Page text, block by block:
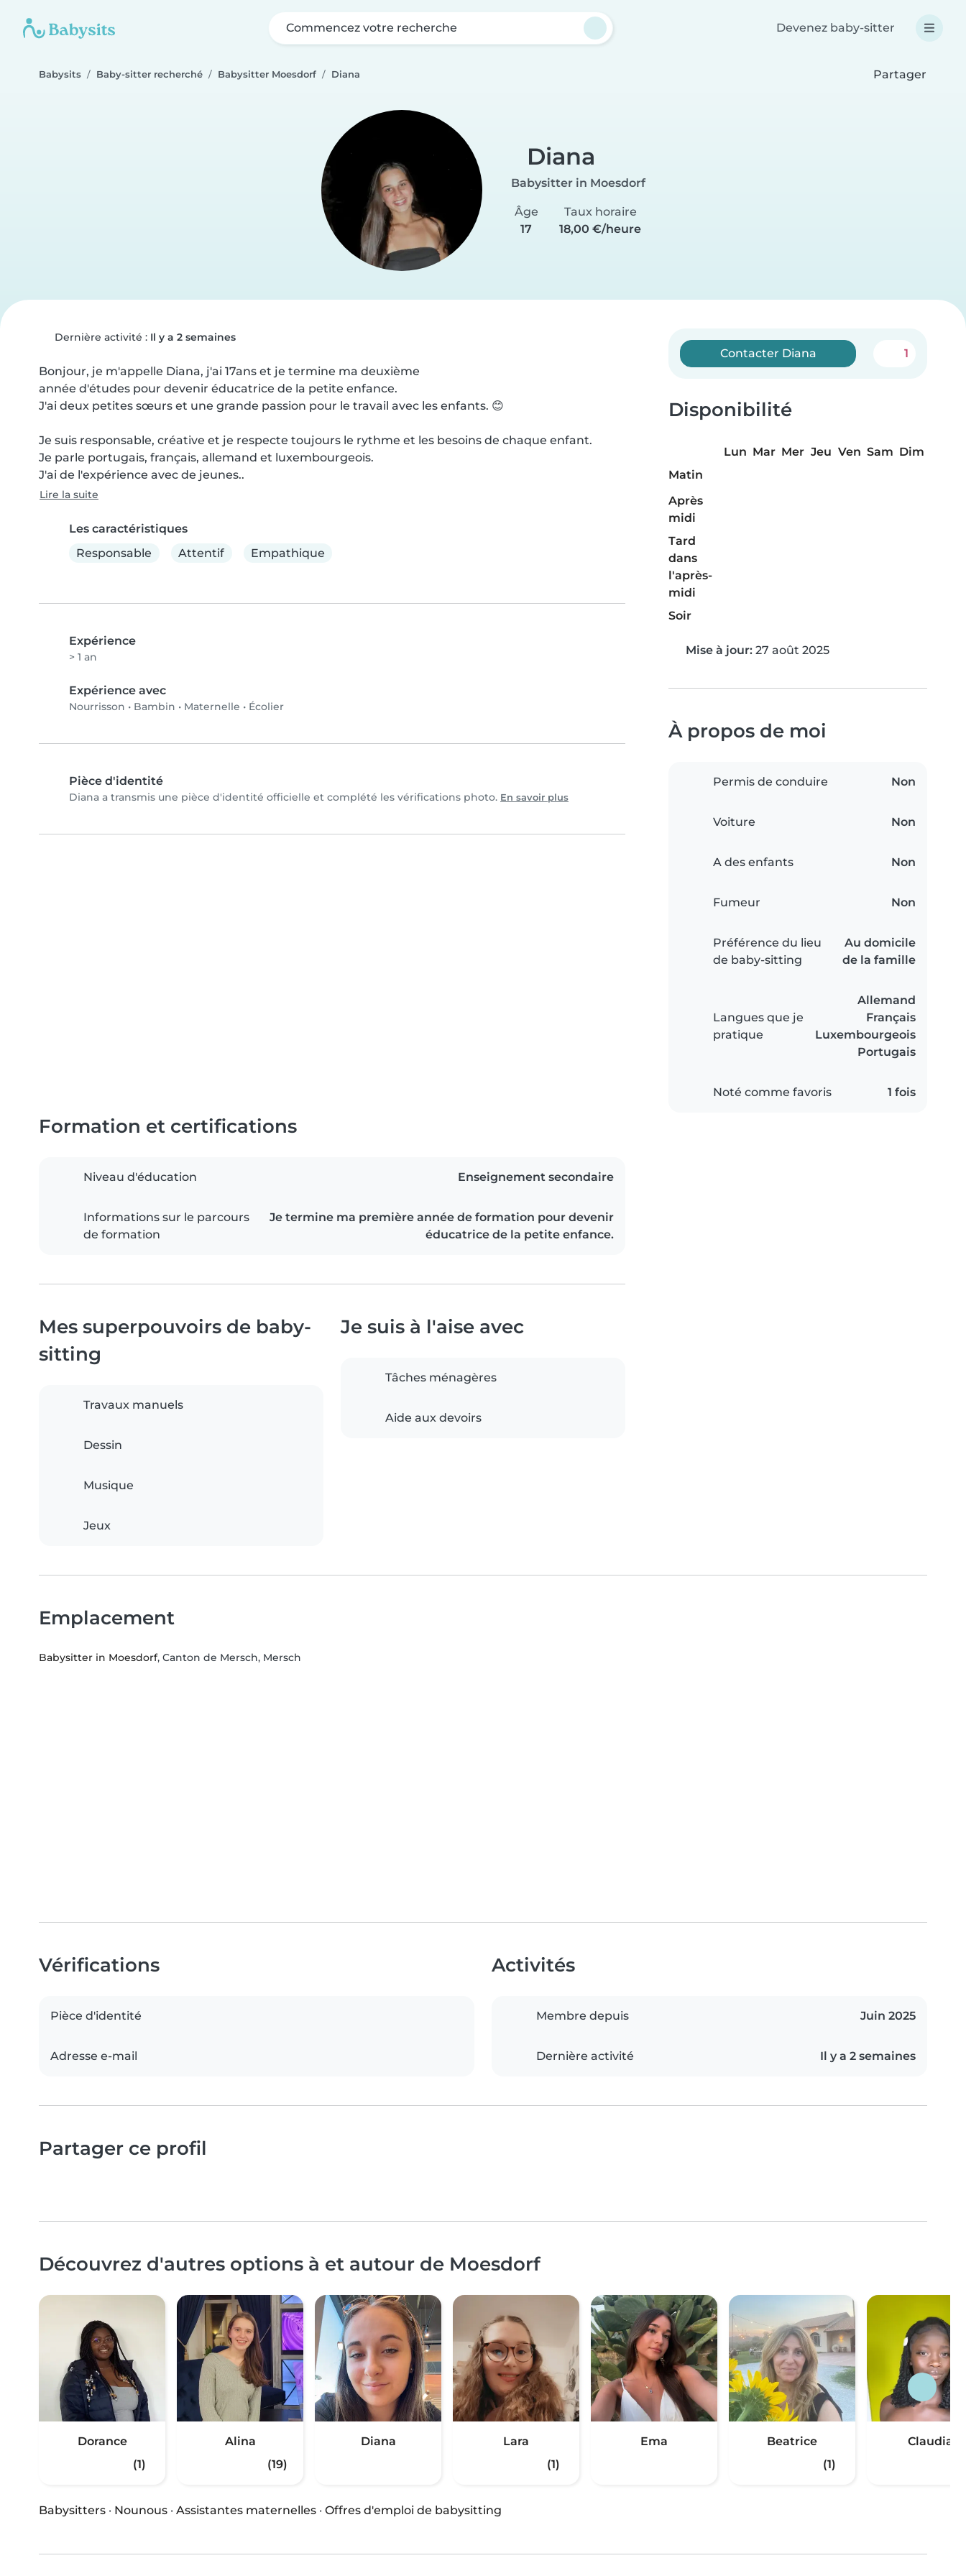
Commencez votre recherche Devenez baby-sitter
Babysits Baby-sitter recherché Babysitter Moesdorf Diana Partager
Diana
Babysitter in Moesdorf
Âge
17
Taux horaire
18,00 €/heure
Dernière activité : Il y a 2 semaines
Bonjour, je m'appelle Diana, j'ai 17ans et je termine ma deuxième
année d'études pour devenir éducatrice de la petite enfance.
J'ai deux petites sœurs et une grande passion pour le travail avec les enfants. 😊
Je suis responsable, créative et je respecte toujours le rythme et les besoins de chaque enfant.
Je parle portugais, français, allemand et luxembourgeois.
J'ai de l'expérience avec de jeunes..
Lire la suite
Les caractéristiques
Responsable
Attentif Empathique
Expérience
> 1 an
Expérience avec
Nourrisson • Bambin • Maternelle • Écolier
Pièce d'identité
Diana a transmis une pièce d'identité officielle et complété les vérifications photo. En savoir plus
Contacter Diana 1
Disponibilité
Lun Mar Mer Jeu Ven Sam Dim
Matin
Après
midi
Tard
dans
l'après-
midi
Soir
Mise à jour: 27 août 2025
À propos de moi
Permis de conduire Non
Voiture Non
A des enfants Non
Fumeur Non
Préférence du lieu
de baby-sitting
Au domicile
de la famille
Langues que je
pratique
Allemand
Français
Luxembourgeois
Portugais
Noté comme favoris 1 fois
Formation et certifications
Niveau d'éducation Enseignement secondaire
Informations sur le parcours
de formation
Je termine ma première année de formation pour devenir
éducatrice de la petite enfance.
Mes superpouvoirs de baby-
sitting
Travaux manuels
Dessin
Musique
Jeux
Je suis à l'aise avec
Tâches ménagères
Aide aux devoirs
Emplacement
Babysitter in Moesdorf, Canton de Mersch, Mersch
Vérifications
Pièce d'identité
Adresse e-mail
Activités
Membre depuis Juin 2025
Dernière activité Il y a 2 semaines
Partager ce profil
Découvrez d'autres options à et autour de Moesdorf
Dorance
(1)
Alina
(19)
Diana
Lara
(1)
Ema
Beatrice
(1)
Claudia
Babysitters · Nounous · Assistantes maternelles · Offres d'emploi de babysitting